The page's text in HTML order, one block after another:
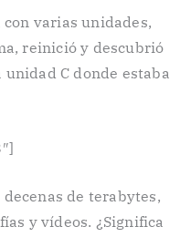
varias unidades,
reinició y descubrió
C donde estaba
decenas de terabytes,
y vídeos. ¿Significa